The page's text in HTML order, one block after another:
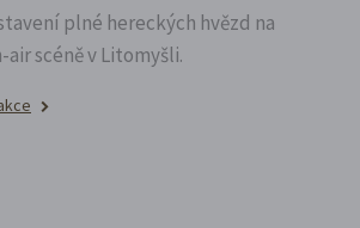
plné hereckých hvězd na
scéně v Litomyšli.